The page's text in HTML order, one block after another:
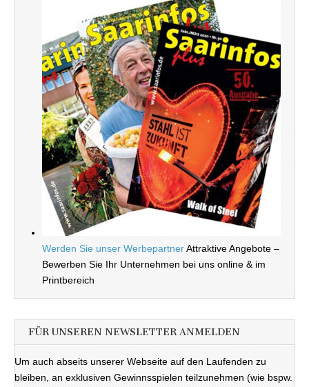
Werden Sie unser WerbepartnerAttraktive Angebote –
Bewerben Sie Ihr Unternehmen bei uns online & im
Printbereich
FÜR UNSEREN NEWSLETTER ANMELDEN
Um auch abseits unserer Webseite auf den Laufenden zu
bleiben, an exklusiven Gewinnsspielen teilzunehmen (wie bspw.